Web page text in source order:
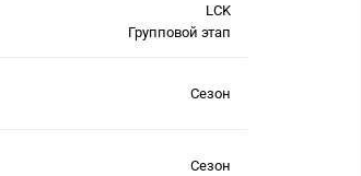
LCK
Групповой этап
Сезон
Сезон